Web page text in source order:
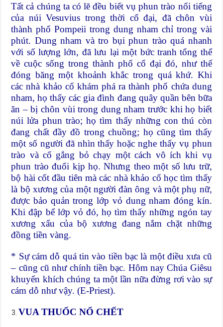
Tất cả chúng ta có lẽ đều biết vụ phun trào nổi tiếng
của núi Vesuvius trong thời cổ đại, đã chôn vùi
thành phố Pompeii trong dung nham chỉ trong vài
phút. Dung nham và tro bụi phun trào quá nhanh
với số lượng lớn, đã lưu lại một bức tranh tổng thể
về cuộc sống trong thành phố cổ đại đó, như thể
đóng băng một khoảnh khắc trong quá khứ. Khi
các nhà khảo cổ khám phá ra thành phố chứa dung
nham, họ thấy các gia đình đang quây quần bên bữa
ăn – bị chôn vùi trong dung nham trước khi họ biết
núi lửa phun trào; họ tìm thấy những con thú còn
đang chất đầy đồ trong chuồng; họ cũng tìm thấy
một số người đã nhìn thấy hoặc nghe thấy vụ phun
trào và cố gắng bỏ chạy một cách vô ích khi vụ
phun trào đuổi kịp họ. Nhưng theo một số lưu trữ,
bộ hài cốt đầu tiên mà các nhà khảo cổ học tìm thấy
là bộ xương của một người đàn ông và một phụ nữ,
được bảo quản trong lớp vỏ dung nham đóng kín.
Khi đập bể lớp vỏ đó, họ tìm thấy những ngón tay
xương xẩu của bộ xương đang nắm chặt những
đồng tiền vàng.
* Sự cám dỗ quá tin vào tiền bạc là một điều xưa cũ
– cũng cũ như chính tiền bạc. Hôm nay Chúa Giêsu
khuyến khích chúng ta một lần nữa đừng rơi vào sự
cám dỗ như vậy. (E-Priest).
VUA THUỐC NỔ CHẾT